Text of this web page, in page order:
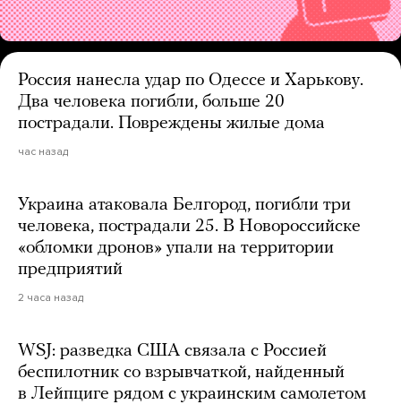
Россия нанесла удар по Одессе и Харькову.
Два человека погибли, больше 20
пострадали. Повреждены жилые дома
час назад
Украина атаковала Белгород, погибли три
человека, пострадали 25. В Новороссийске
«обломки дронов» упали на территории
предприятий
2 часа назад
WSJ: разведка США связала с Россией
беспилотник со взрывчаткой, найденный
в Лейпциге рядом с украинским самолетом